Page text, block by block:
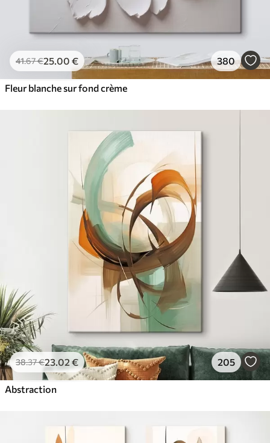
41.67€25.00 € 380
Fleur blanche sur fond crème
38.37€23.02 € 205
Abstraction